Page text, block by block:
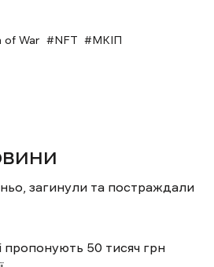
of War NFT
МКІП
загинули та постраждали
пропонують 50 тисяч грн